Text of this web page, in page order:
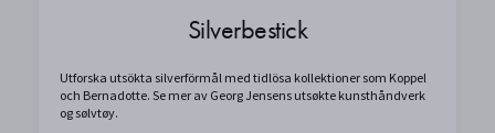
Silverbestick
Utforska utsökta silverförmål med tidlösa kollektioner som Koppel
och Bernadotte. Se mer av Georg Jensens utsøkte kunsthåndverk
og sølvtøy.